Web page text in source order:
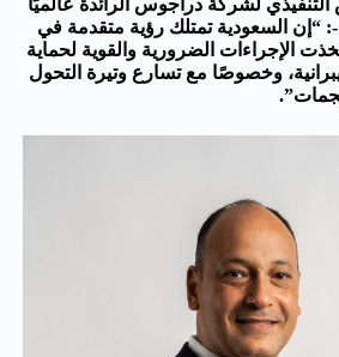
لشركة دراجوس الرائدة عالميًا
“إن السعودية تمتلك رؤية متقدمة في
الإجراءات الضرورية والقوية لحماية
وخصوصًا مع تسارع وتيرة التحول